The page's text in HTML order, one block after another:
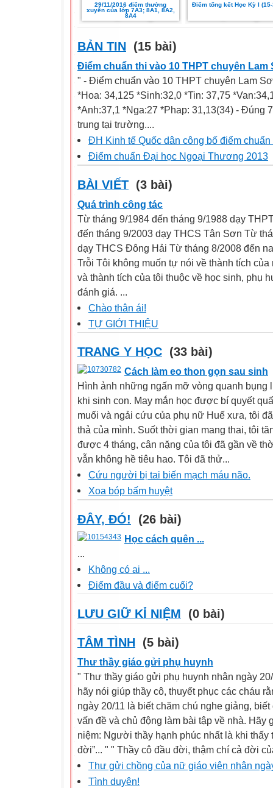
29/11/2016 điểm thường
xuyên của lớp 7A3; 8A1, 8A2,
8A4
Điểm tổng kết Học Kỳ I (15-
BẢN TIN (15 bài)
Điểm chuẩn thi vào 10 THPT chuyên Lam
" - Điểm chuẩn vào 10 THPT chuyên Lam
*Hoa: 34,125 *Sinh:32,0 *Tin: 37,75
*Anh:37,1 *Nga:27 *Phap: 31,13(34) - Đúng
trung tại trường....
ĐH Kinh tế Quốc dân công bố điểm
Điểm chuẩn Đại học Ngoại Thương 2013
BÀI VIẾT (3 bài)
Quá trình công tác
Từ tháng 9/1984 đến tháng 9/1988 dạy
đến tháng 9/2003 dạy THCS Tân Sơn Từ
dạy THCS Đông Hải Từ tháng 8/2008 đến
Trỗi Tôi không muốn tự nói về thành tích
và thành tích của tôi thuộc về học sinh, phụ
đánh giá. ...
Chào thân ái!
TỰ GIỚI THIỆU
TRANG Y HỌC (33 bài)
Cách làm eo thon gọn sau sinh
Hình ảnh những ngấn mỡ vòng quanh bụng
khi sinh con. May mắn học được bí quyết
muối và ngải cứu của phụ nữ Huế xưa, tôi
thả của mình. Suốt thời gian mang thai, tôi
được 4 tháng, cân nặng của tôi đã gần về
vẫn không hề tiêu hao. Tôi đã thử...
Cứu người bị tai biến mạch máu não.
Xoa bóp bấm huyệt
ĐÂY, ĐÓ! (26 bài)
Học cách quên ...
...
Không có ai ...
Điểm đầu và điểm cuối?
LƯU GIỮ KỈ NIỆM (0 bài)
TÂM TÌNH (5 bài)
Thư thầy giáo gửi phụ huynh
" Thư thầy giáo gửi phụ huynh nhân ngày
hãy nói giúp thầy cô, thuyết phục các cháu
ngày 20/11 là biết chăm chú nghe giảng,
vấn đề và chủ động làm bài tập về nhà. Hãy
niệm: Người thầy hạnh phúc nhất là khi thấy
đời”... " " Thầy cô đầu đời, thậm chí cả đời
Thư gửi chồng của nữ giáo viên nhân
Tình duyên!